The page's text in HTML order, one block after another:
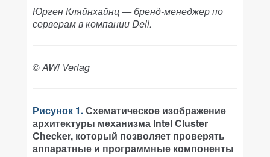
Юрген Кляйнхайнц — бренд-менеджер по
серверам в компании Dell.
© AWi Verlag
Рисунок 1.Схематическое изображение
архитектуры механизма Intel Cluster
Checker, который позволяет проверять
аппаратные и программные компоненты